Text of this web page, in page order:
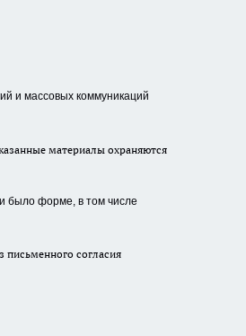
и массовых коммуникаций
материалы охраняются
было форме, в том числе
письменного согласия